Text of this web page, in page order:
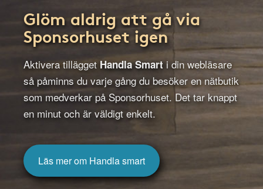
Glöm aldrig att gå via
Sponsorhuset igen
Aktivera tillägget Handla Smarti din webläsare
så påminns du varje gång du besöker en nätbutik
som medverkar på Sponsorhuset. Det tar knappt
en minut och är väldigt enkelt.
Läs mer om Handla smart